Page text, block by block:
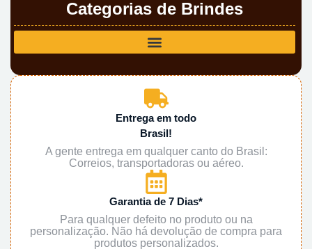
Categorias de Brindes
Entrega em todo
Brasil!
A gente entrega em qualquer canto do Brasil:
Correios, transportadoras ou aéreo.
Garantia de 7 Dias*
Para qualquer defeito no produto ou na
personalização. Não há devolução de compra para
produtos personalizados.